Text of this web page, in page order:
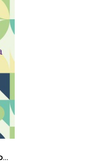
Le Bonheur Selon Bouddha